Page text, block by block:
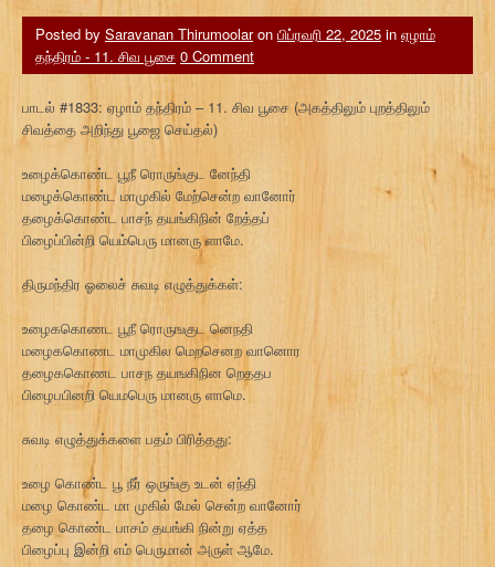
Posted by Saravanan Thirumoolaron பிப்ரவரி 22, 2025 in ஏழாம்
தந்திரம் - 11. சிவ பூசை 0 Comment
பாடல் #1833: ஏழாம் தந்திரம் – 11. சிவ பூசை (அகத்திலும் புறத்திலும்
சிவத்தை அறிந்து பூஜை செய்தல்)
உழைக்கொண்ட பூநீ ரொருங்குட னேந்தி
மழைக்கொண்ட மாமுகில் மேற்சென்ற வானோர்
தழைக்கொண்ட பாசந் தயங்கிநின் றேத்தப்
பிழைப்பின்றி யெம்பெரு மானரு ளாமே.
திருமந்திர ஓலைச் சுவடி எழுத்துக்கள்:
உழைககொணட பூநீ ரொருஙகுட னெநதி
மழைககொணட மாமுகில மெறசெனற வானொர
தழைககொணட பாசந தயஙகிநின றெததப
பிழைபபினறி யெமபெரு மானரு ளாமெ.
சுவடி எழுத்துக்களை பதம் பிரித்தது:
உழை கொண்ட பூ நீர் ஒருங்கு உடன் ஏந்தி
மழை கொண்ட மா முகில் மேல் சென்ற வானோர்
தழை கொண்ட பாசம் தயங்கி நின்று ஏத்த
பிழைப்பு இன்றி எம் பெருமான் அருள் ஆமே.